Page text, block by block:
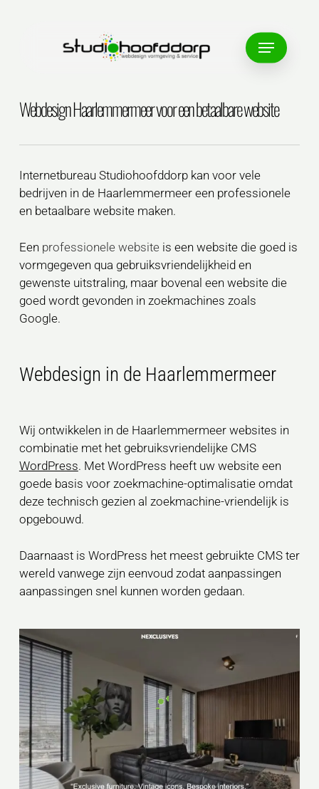
Menu
Webdesign Haarlemmermeer voor een betaalbare website
Internetbureau Studiohoofddorp kan voor vele
bedrijven in de Haarlemmermeer een professionele
en betaalbare website maken.
Een professionele websiteis een website die goed is
vormgegeven qua gebruiksvriendelijkheid en
gewenste uitstraling, maar bovenal een website die
goed wordt gevonden in zoekmachines zoals
Google.
Webdesign in de Haarlemmermeer
Wij ontwikkelen in de Haarlemmermeer websites in
combinatie met het gebruiksvriendelijke CMS
WordPress. Met WordPress heeft uw website een
goede basis voor zoekmachine-optimalisatie omdat
deze technisch gezien al zoekmachine-vriendelijk is
opgebouwd.
Daarnaast is WordPress het meest gebruikte CMS ter
wereld vanwege zijn eenvoud zodat aanpassingen
aanpassingen snel kunnen worden gedaan.